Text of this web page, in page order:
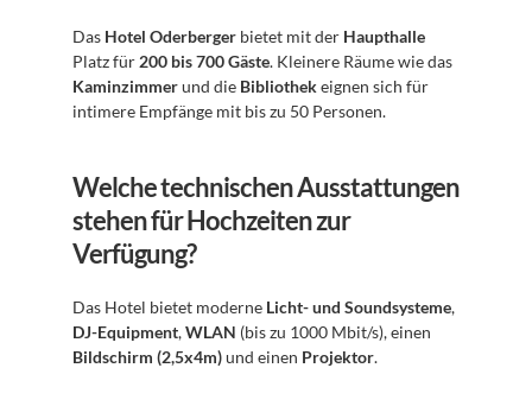
Das Hotel Oderberger bietet mit der Haupthalle
Platz für 200 bis 700 Gäste
Kaminzimmer und die Bibliothek eignen sich für
intimere Empfänge mit bis zu 50 Personen.
Welche technischen Ausstattungen
stehen für Hochzeiten zur
Verfügung?
Das Hotel bietet moderne Licht- und Soundsysteme
DJ-Equipment, WLAN
Bildschirm (2,5x4m) und einen Projektor.